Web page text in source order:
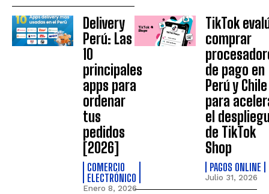
Delivery
Perú: Las
10
principales
apps para
ordenar
tus
pedidos
[2026]
COMERCIO
ELECTRÓNICO
Enero 8, 2026
TikTok
comprar
de pago en
Perú y Chile
para
el
de TikTok
Shop
PAGOS ONLINE
Julio 31, 2026